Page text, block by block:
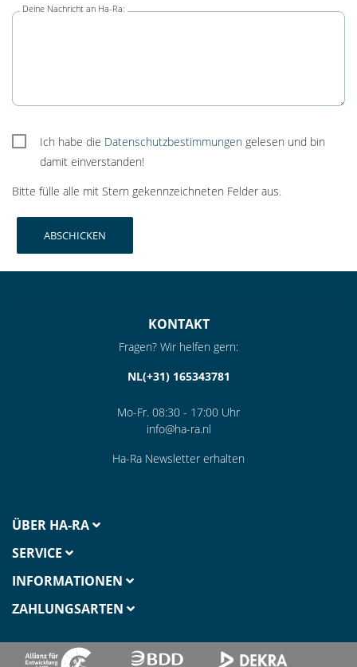
Deine Nachricht an Ha-Ra:
Ich habe die Datenschutzbestimmungen gelesen und bin
damit einverstanden!
Bitte fülle alle mit Stern gekennzeichneten Felder aus.
KONTAKT
Fragen? Wir helfen gern:
NL(+31) 165343781
Mo-Fr. 08:30 - 17:00 Uhr
info@ha-ra.nl
Ha-Ra Newsletter erhalten
ÜBER HA-RA
SERVICE
INFORMATIONEN
ZAHLUNGSARTEN